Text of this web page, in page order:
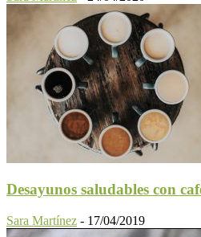
Desayunos saludables con
Sara Martínez - 17/04/2019